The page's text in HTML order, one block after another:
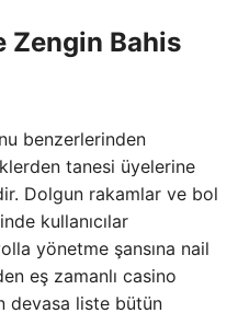
Zengin Bahis
benzerlerinden
tanesi üyelerine
Dolgun rakamlar ve bol
kullanıcılar
yönetme şansına nail
eş zamanlı casino
devasa liste bütün